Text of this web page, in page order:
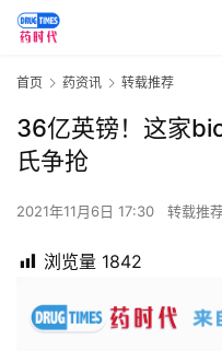
首页 药资讯 转载推荐
36亿英镑！这家
氏争抢
2021年11月6日 17:30 转载推
浏览量 1842